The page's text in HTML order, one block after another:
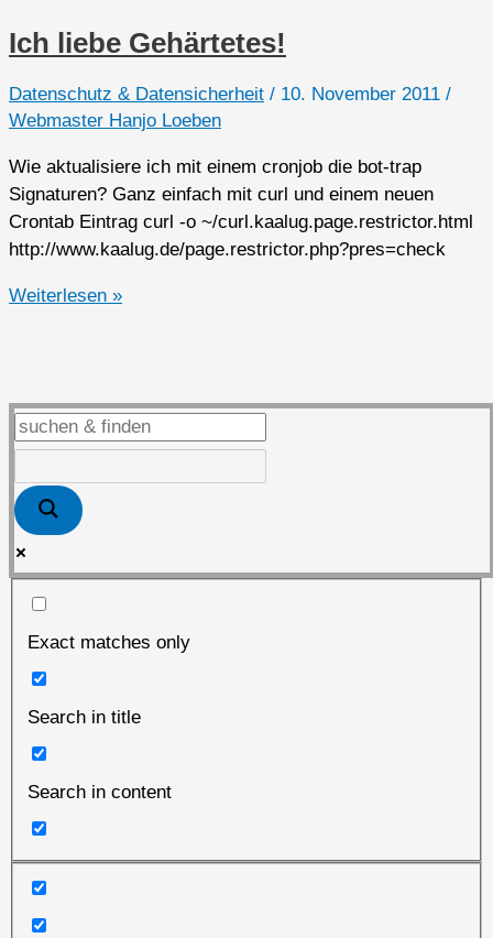
Signaturen
mittels
cronjob
aktualisieren
Ich liebe Gehärtetes!
Datenschutz & Datensicherheit / 10. November 2011 /
Webmaster Hanjo Loeben
Wie aktualisiere ich mit einem cronjob die bot-trap
Signaturen? Ganz einfach mit curl und einem neuen
Crontab Eintrag curl -o ~/curl.kaalug.page.restrictor.html
http://www.kaalug.de/page.restrictor.php?pres=check
Ich
Weiterlesen »
Exact matches only
Search in title
Search in content